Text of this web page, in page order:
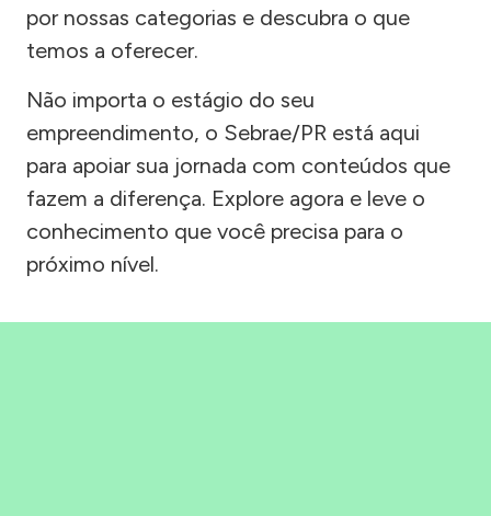
por nossas categorias e descubra o que
temos a oferecer.
Não importa o estágio do seu
empreendimento, o Sebrae/PR está aqui
para apoiar sua jornada com conteúdos que
fazem a diferença. Explore agora e leve o
conhecimento que você precisa para o
próximo nível.